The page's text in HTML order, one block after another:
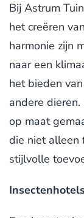
Bij Astrum
het creëren
harmonie zijn
naar een
het bieden
andere
op maat
die niet alleen
stijlvolle